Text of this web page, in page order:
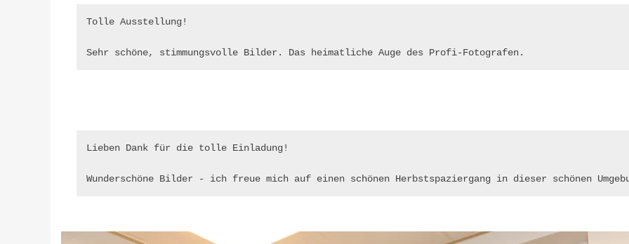
Tolle Ausstellung!
Sehr schöne, stimmungsvolle Bilder. Das heimatliche Auge des Profi-Fotografen.
Lieben Dank für die tolle Einladung!
Wunderschöne Bilder - ich freue mich auf einen schönen Herbstspaziergang in dieser schönen